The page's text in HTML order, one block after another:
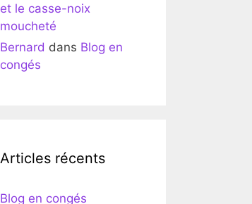
et le casse-noix
moucheté
Bernard dans Blog en
congés
Articles récents
Blog en congés